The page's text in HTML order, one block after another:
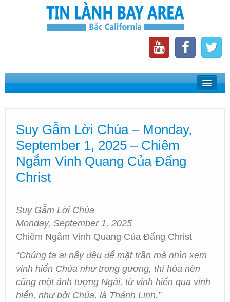
Home
Phát Thanh Tin Lành Bay Area
Các Hội Thánh Bắc California
Suy Gẫm Lời Chúa – Monday,
September 1, 2025 – Chiêm
Ngắm Vinh Quang Của Đấng
Christ
Suy Gẫm Lời Chúa
Monday, September 1, 2025
Chiêm Ngắm Vinh Quang Của Đấng Christ
“Chúng ta ai nấy đều để mặt trần mà nhìn xem
vinh hiển Chúa như trong gương, thì hóa nên
cũng một ảnh tượng Ngài, từ vinh hiển qua vinh
hiển, như bởi Chúa, là Thánh Linh.”